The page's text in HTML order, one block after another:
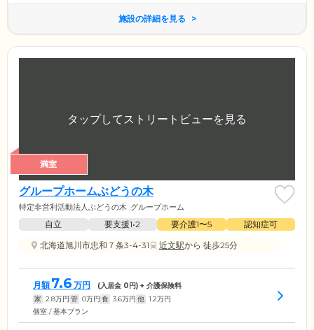
施設の詳細を見る
満室
グループホームぶどうの木
特定非営利活動法人ぶどうの木 グループホーム
自立 要支援1•2 要介護1〜5
認知症可
北海道旭川市忠和７条3-4-31
近文駅から 徒歩25分
月額 7.6 万円 (入居金 0円) + 介護保険料
家 2.8万円 管 0万円 食 3.6万円 他 1.2万円
個室 / 基本プラン